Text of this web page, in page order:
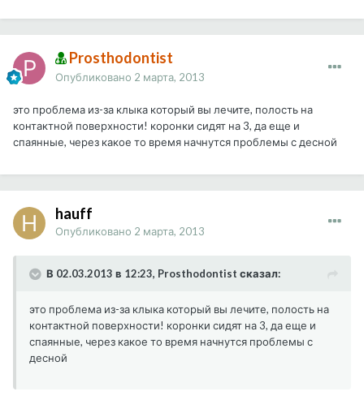
Prosthodontist
Опубликовано 2 марта, 2013
это проблема из-за клыка который вы лечите, полость на
контактной поверхности! коронки сидят на 3, да еще и
спаянные, через какое то время начнутся проблемы с десной
hauff
Опубликовано 2 марта, 2013
В 02.03.2013 в 12:23, Prosthodontist сказал:
это проблема из-за клыка который вы лечите, полость на
контактной поверхности! коронки сидят на 3, да еще и
спаянные, через какое то время начнутся проблемы с
десной